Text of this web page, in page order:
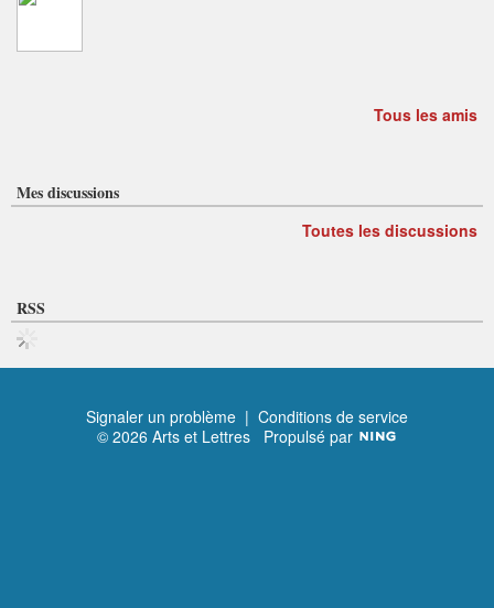
Tous les amis
Mes discussions
Toutes les discussions
RSS
Signaler un problème | Conditions de service
© 2026 Arts et Lettres Propulsé par